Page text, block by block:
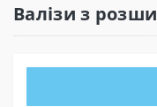
Валізи з